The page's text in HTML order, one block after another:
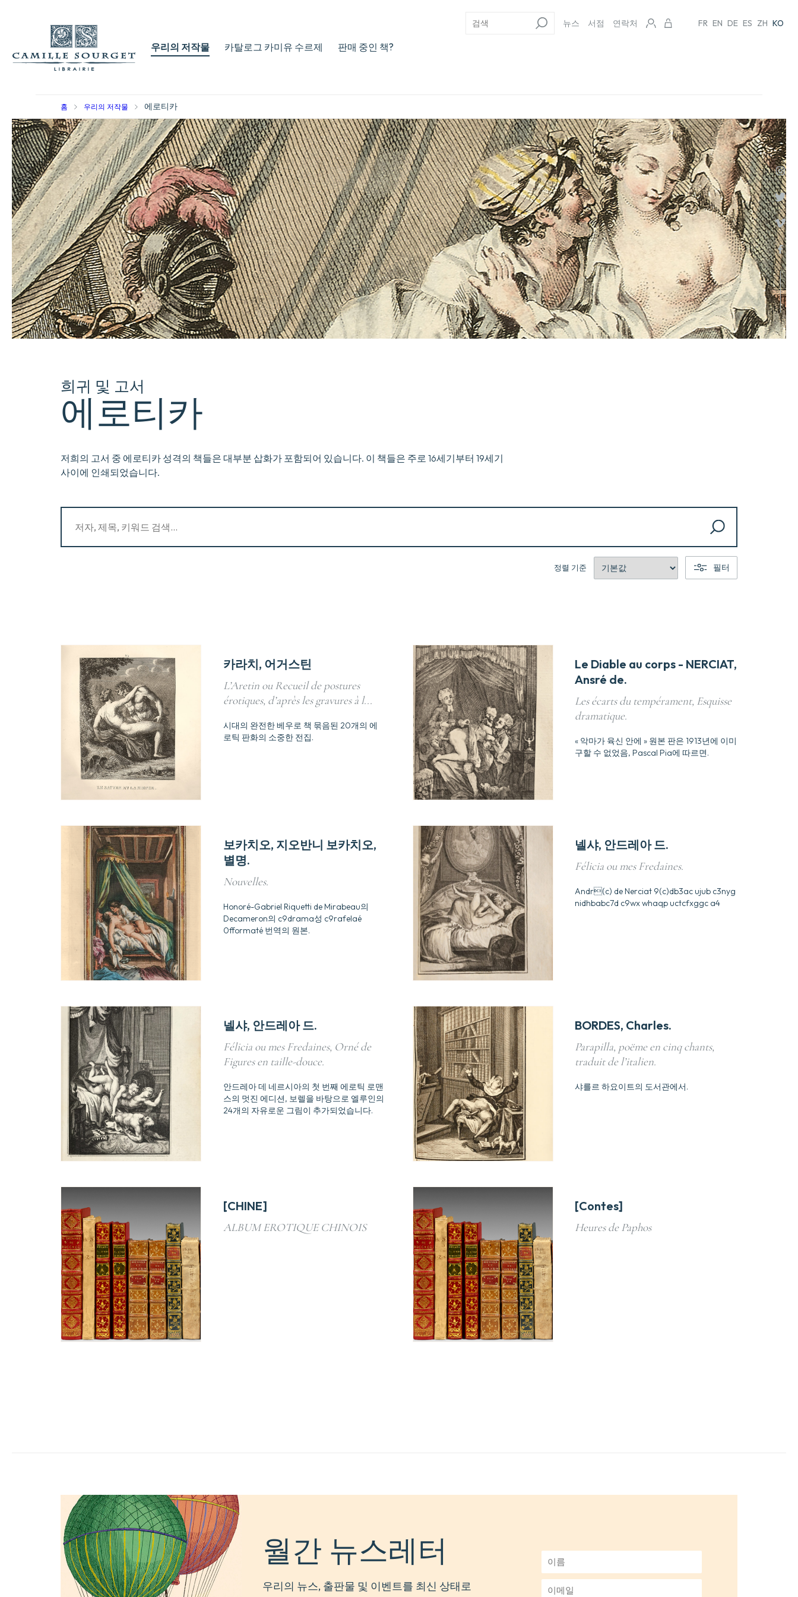
우리의 저작물 카탈로그 카미유 수르제 판매 중인 책?
뉴스 서점 연락처 FR EN DE ES ZH KO
홈 우리의 저작물 에로티카
희귀 및 고서
에로티카
저희의 고서 중 에로티카 성격의 책들은 대부분 삽화가 포함되어 있습니다. 이 책들은 주로 16세기부터 19세기
사이에 인쇄되었습니다.
정렬 기준 필터
카라치, 어거스틴
L’Aretin ou Recueil de postures
érotiques, d’après les gravures à l...
시대의 완전한 베우로 책 묶음된 20개의 에
로틱 판화의 소중한 전집.
Le Diable au corps - NERCIAT,
Ansré de.
Les écarts du tempérament, Esquisse
dramatique.
« 악마가 육신 안에 » 원본 판은 1913년에 이미
구할 수 없었음, Pascal Pia에 따르면.
보카치오, 지오반니 보카치오,
별명.
Nouvelles.
Honoré-Gabriel Riquetti de Mirabeau의
Decameron의 c9drama성 c9rafelaé
0fformaté 번역의 원본.
넬샤, 안드레아 드.
Félicia ou mes Fredaines.
Andr(c) de Nerciat 9(c)db3ac ujub c3nyg
nidhbabc7d c9wx whaqp uctcfxggc a4
넬샤, 안드레아 드.
Félicia ou mes Fredaines, Orné de
Figures en taille-douce.
안드레아 데 네르시아의 첫 번째 에로틱 로맨
스의 멋진 에디션, 보렐을 바탕으로 엘루인의
24개의 자유로운 그림이 추가되었습니다.
BORDES, Charles.
Parapilla, poëme en cinq chants,
traduit de l’italien.
샤를르 하요이트의 도서관에서.
[CHINE]
ALBUM EROTIQUE CHINOIS
[Contes]
Heures de Paphos
월간 뉴스레터
우리의 뉴스, 출판물 및 이벤트를 최신 상태로
름
*